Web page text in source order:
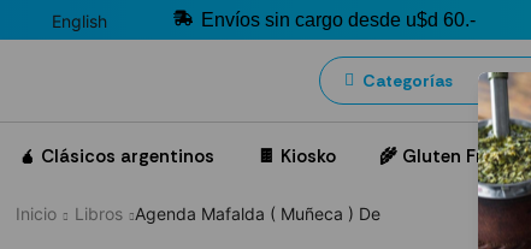
English Envíos sin cargo desde u$d 60.-
Categorías
🧉 Clásicos argentinos 🍫 Kiosko 🌾 Gluten Free
Inicio Libros Agenda Mafalda ( Muñeca ) De